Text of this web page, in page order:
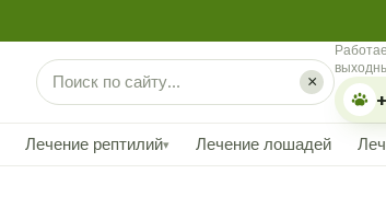
×
Лечение рептилий▾ Лечение лошадей